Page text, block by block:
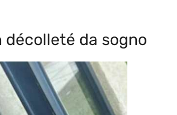
décolleté da sogno